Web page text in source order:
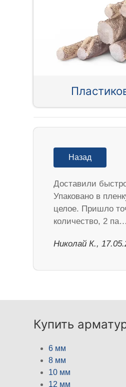
Назад
Доставили
Упаковано в
целое. Пришло
количество, 2 па…
Николай К.,
Купить
6 мм
8 мм
10 мм
12 мм